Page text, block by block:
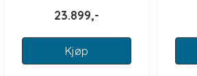
23.899,-
Kjøp